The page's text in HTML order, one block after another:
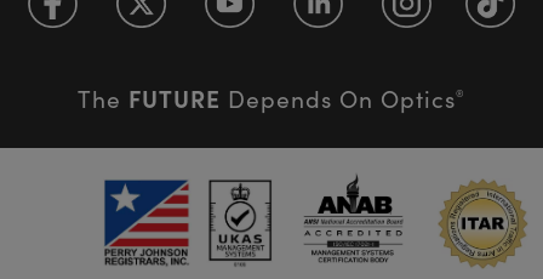
The FUTURE Depends On Optics®